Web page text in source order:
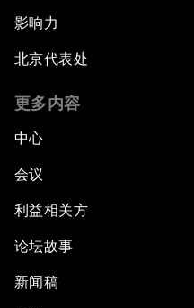
影响力
北京代表处
更多内容
中心
会议
利益相关方
论坛故事
新闻稿